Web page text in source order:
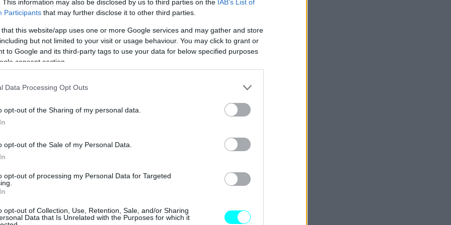
This information may also be disclosed by us to third parties on the IAB’s List of
Participants that may further disclose it to other third parties.
that this website/app uses one or more Google services and may gather and store
but not limited to your visit or usage behaviour. You may click to grant or
to Google and its third-party tags to use your data for below specified purposes
consent section.
Data Processing Opt Outs
opt-out of the Sharing of my personal data.
opt-out of the Sale of my Personal Data.
opt-out of processing my Personal Data for Targeted
opt-out of Collection, Use, Retention, Sale, and/or Sharing
Data that Is Unrelated with the Purposes for which it